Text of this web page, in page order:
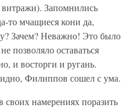
Запомнились
то мчащиеся кони да,
Зачем? Неважно! Это было
позволяло оставаться
и восторги и ругань.
Филиппов сошел с ума.
намерениях поразить